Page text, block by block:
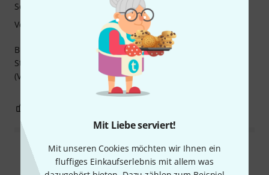
Mit Liebe serviert!
Mit unseren Cookies möchten wir Ihnen ein
fluffiges Einkaufserlebnis mit allem was
Bis dato das beste Kunstoffblatt für Böhm-Systhem. Die
Stärke 4 ist zu nehmen wie von den üblichen Holzblätter
(Vandoren, Peter Leuthner,usw..) die Stärke 3,5.
Sound
Verarbeitung
Alle Bewertungen lesen